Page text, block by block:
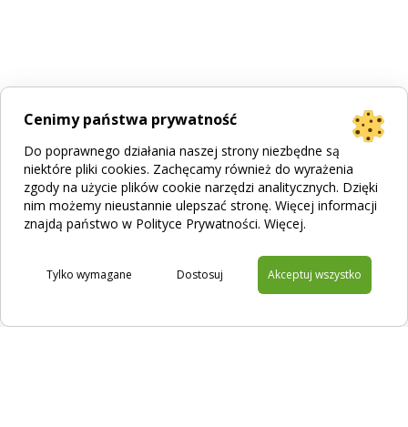
Cenimy państwa prywatność
Do poprawnego działania naszej strony niezbędne są
niektóre pliki cookies. Zachęcamy również do wyrażenia
zgody na użycie plików cookie narzędzi analitycznych. Dzięki
nim możemy nieustannie ulepszać stronę. Więcej informacji
znajdą państwo w Polityce Prywatności. Więcej.
Dostosuj
Tylko wymagane Akceptuj wszystko